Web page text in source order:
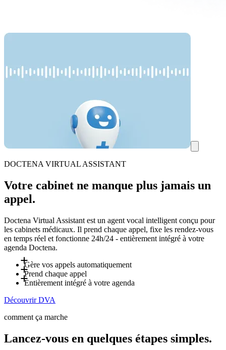
DOCTENA VIRTUAL ASSISTANT
Votre cabinet ne manque plus jamais un
appel.
Doctena Virtual Assistant est un agent vocal intelligent conçu pour
les cabinets médicaux. Il prend chaque appel, fixe les rendez-vous
en temps réel et fonctionne 24h/24 - entièrement intégré à votre
agenda Doctena.
Gère vos appels automatiquement
Jusqu'à 80 % des appels entrants sont gérés par DVA - y
n'intervient que lorsqu'un humain est réellement nécessaire,
Prend chaque appel
rendez-vous dans votre agenda en temps réel. Il gère
instructions de préparation - à partir des informations que vous
Entièrement intégré à votre agenda
DVA est entièrement intégré à votre agenda Doctena et suit
paramètres et flux de travail, garantissant que chaque
votre cabinet. Il s'adapte automatiquement à la langue de
l'appelant et offre une expérience patient naturelle et
Découvrir DVA
comment ça marche
Lancez-vous en quelques étapes simples.